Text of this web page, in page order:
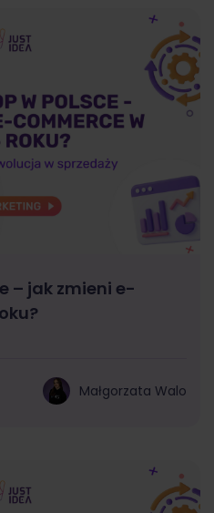
– jak zmieni e-
Małgorzata Walo